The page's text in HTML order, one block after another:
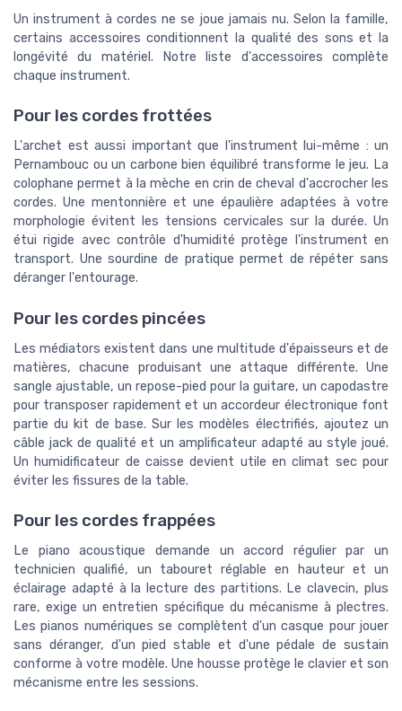
Un instrument à cordes ne se joue jamais nu. Selon la famille,
certains accessoires conditionnent la qualité des sons et la
longévité du matériel. Notre liste d'accessoires complète
chaque instrument.
Pour les cordes frottées
L'archet est aussi important que l'instrument lui-même : un
Pernambouc ou un carbone bien équilibré transforme le jeu. La
colophane permet à la mèche en crin de cheval d'accrocher les
cordes. Une mentonnière et une épaulière adaptées à votre
morphologie évitent les tensions cervicales sur la durée. Un
étui rigide avec contrôle d'humidité protège l'instrument en
transport. Une sourdine de pratique permet de répéter sans
déranger l'entourage.
Pour les cordes pincées
Les médiators existent dans une multitude d'épaisseurs et de
matières, chacune produisant une attaque différente. Une
sangle ajustable, un repose-pied pour la guitare, un capodastre
pour transposer rapidement et un accordeur électronique font
partie du kit de base. Sur les modèles électrifiés, ajoutez un
câble jack de qualité et un amplificateur adapté au style joué.
Un humidificateur de caisse devient utile en climat sec pour
éviter les fissures de la table.
Pour les cordes frappées
Le piano acoustique demande un accord régulier par un
technicien qualifié, un tabouret réglable en hauteur et un
éclairage adapté à la lecture des partitions. Le clavecin, plus
rare, exige un entretien spécifique du mécanisme à plectres.
Les pianos numériques se complètent d'un casque pour jouer
sans déranger, d'un pied stable et d'une pédale de sustain
conforme à votre modèle. Une housse protège le clavier et son
mécanisme entre les sessions.